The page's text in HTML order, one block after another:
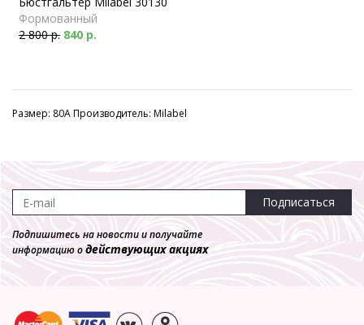
Формованный
2 800 р. 840 р.
Размер: 80A Производитель: Milabel
Подписаться
Подпишитесь на новости и получайте
информацию одействующих акциях